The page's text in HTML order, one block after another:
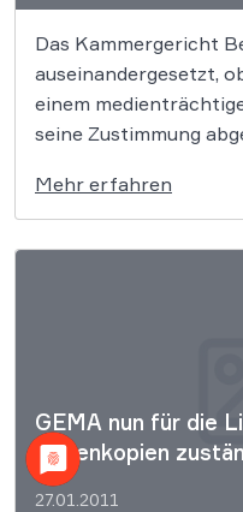
Das Kammergericht
auseinandergesetzt,
einem
seine Zustimmung
nicht so kamerascheu
Prozessbeteiligten.
Mehr erfahren
GEMA nun für die
Notenkopien
27.01.2011